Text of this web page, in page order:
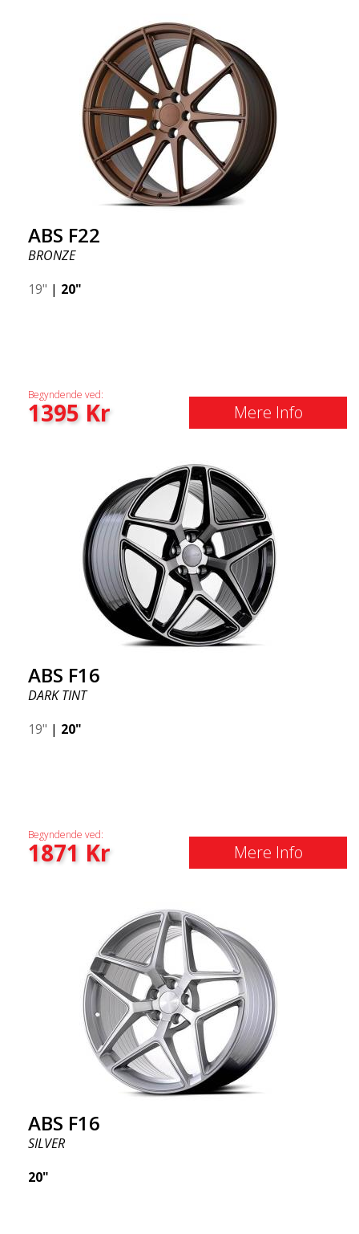
ABS F22
BRONZE
19" | 20"
Begyndende ved:
1395Kr Mere Info
ABS F16
DARK TINT
19" | 20"
Begyndende ved:
1871 Kr Mere Info
ABS F16
SILVER
20"